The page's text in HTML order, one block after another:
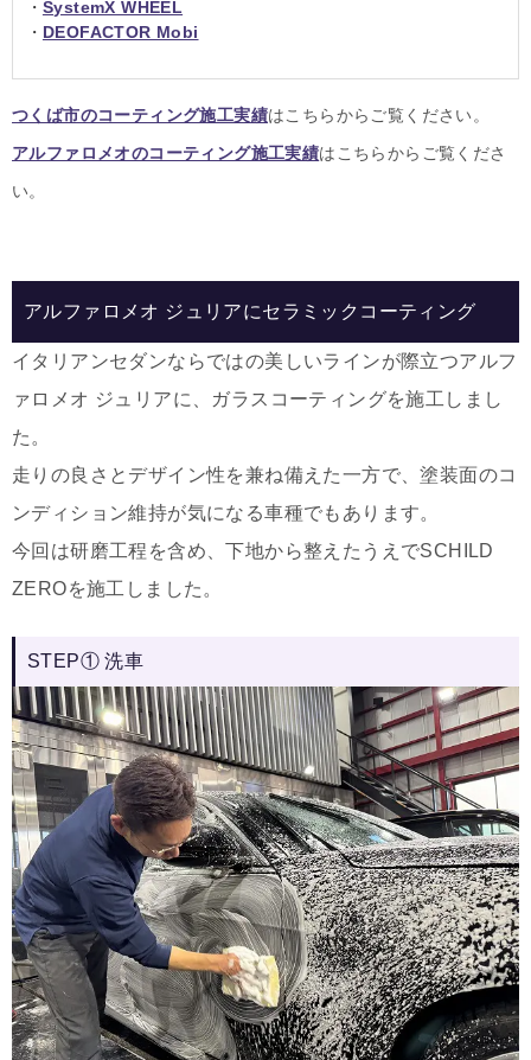
・ SystemX WHEEL
・ DEOFACTOR Mobi
つくば市のコーティング施工実績はこちらからご覧ください。
アルファロメオのコーティング施工実績はこちらからご覧くださ
い。
アルファロメオ ジュリアにセラミックコーティング
イタリアンセダンならではの美しいラインが際立つアルフ
ァロメオ ジュリアに、ガラスコーティングを施工しまし
た。
走りの良さとデザイン性を兼ね備えた一方で、塗装面のコ
ンディション維持が気になる車種でもあります。
今回は研磨工程を含め、下地から整えたうえでSCHILD
ZEROを施工しました。
STEP① 洗車